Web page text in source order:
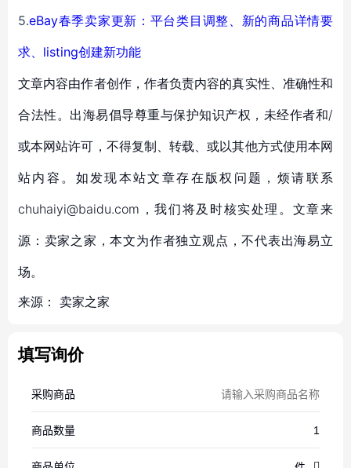
5.eBay春季卖家更新：平台类目调整、新的商品详情要
求、listing创建新功能
文章内容由作者创作，作者负责内容的真实性、准确性和
合法性。出海易倡导尊重与保护知识产权，未经作者和/
或本网站许可，不得复制、转载、或以其他方式使用本网
站内容。如发现本站文章存在版权问题，烦请联系
chuhaiyi@baidu.com，我们将及时核实处理。文章来
源：卖家之家，本文为作者独立观点，不代表出海易立
场。
来源： 卖家之家
填写询价